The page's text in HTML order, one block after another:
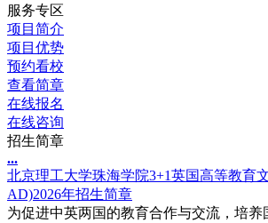
服务专区
项目简介
项目优势
预约看校
查看简章
在线报名
在线咨询
招生简章
...
北京理工大学珠海学院3+1英国高等教育
AD)2026年招生简章
为促进中英两国的教育合作与交流，培养